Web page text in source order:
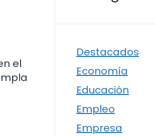
el
Destacados
Economía
Educación
Empleo
Empresa